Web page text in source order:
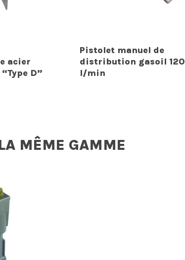
acier
D”
Pistolet manuel de
distribution gasoil 120
l/min
MÊME GAMME